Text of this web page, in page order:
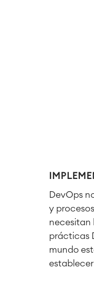
DevOps
y
necesitan
prácticas
mundo